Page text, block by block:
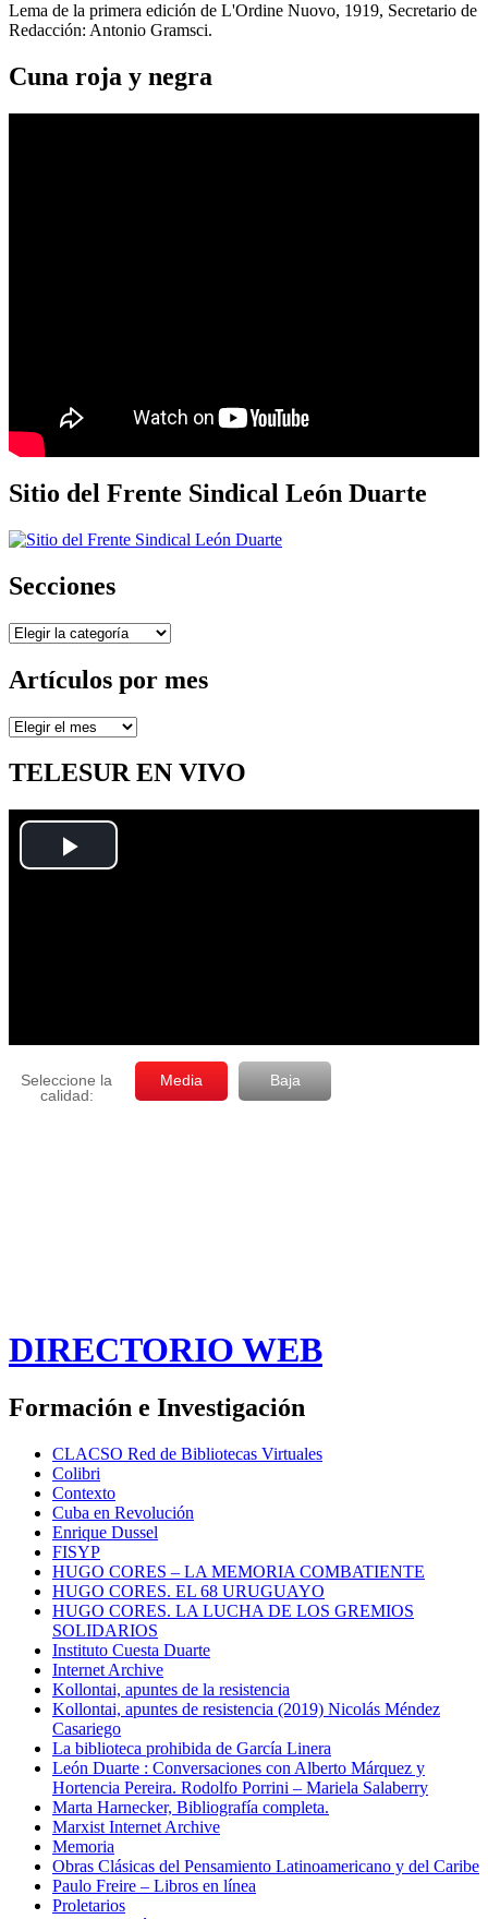
Lema de la primera edición de L'Ordine Nuovo, 1919, Secretario de
Redacción: Antonio Gramsci.
Cuna roja y negra
Sitio del Frente Sindical León Duarte
Secciones
Secciones
Artículos por mes
Artículos
mes
TELESUR EN VIVO
DIRECTORIO WEB
Formación e Investigación
CLACSO Red de Bibliotecas Virtuales
Colibri
Contexto
Cuba en Revolución
Enrique Dussel
FISYP
HUGO CORES – LA MEMORIA COMBATIENTE
HUGO CORES. EL 68 URUGUAYO
HUGO CORES. LA LUCHA DE LOS GREMIOS
SOLIDARIOS
Instituto Cuesta Duarte
Internet Archive
Kollontai, apuntes de la resistencia
Kollontai, apuntes de resistencia (2019) Nicolás Méndez
Casariego
La biblioteca prohibida de García Linera
León Duarte : Conversaciones con Alberto Márquez y
Hortencia Pereira. Rodolfo Porrini – Mariela Salaberry
Marta Harnecker, Bibliografía completa.
Marxist Internet Archive
Memoria
Obras Clásicas del Pensamiento Latinoamericano y del Caribe
Paulo Freire – Libros en línea
Proletarios